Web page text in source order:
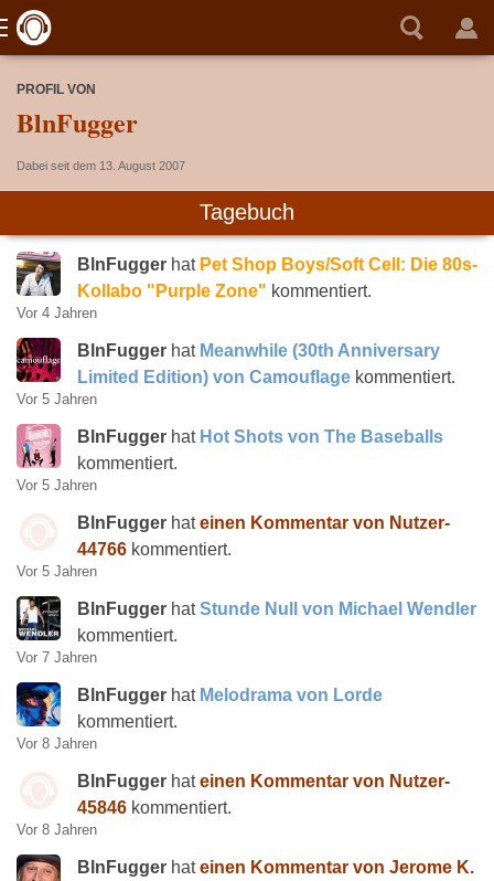
PROFIL VON
BlnFugger
Dabei seit dem 13. August 2007
Tagebuch
BlnFugger hat Pet Shop Boys/Soft Cell: Die 80s-
Kollabo "Purple Zone" kommentiert.
Vor 4 Jahren
BlnFugger hat Meanwhile (30th Anniversary
Limited Edition) von Camouflage kommentiert.
Vor 5 Jahren
BlnFugger hat Hot Shots von The Baseballs
kommentiert.
Vor 5 Jahren
BlnFugger hateinen Kommentar von Nutzer-
44766 kommentiert.
Vor 5 Jahren
BlnFugger hatStunde Null von Michael Wendler
kommentiert.
Vor 7 Jahren
BlnFugger hat Melodrama von Lorde
kommentiert.
Vor 8 Jahren
BlnFugger hateinen Kommentar von Nutzer-
45846 kommentiert.
Vor 8 Jahren
BlnFugger hateinen Kommentar von Jerome K.